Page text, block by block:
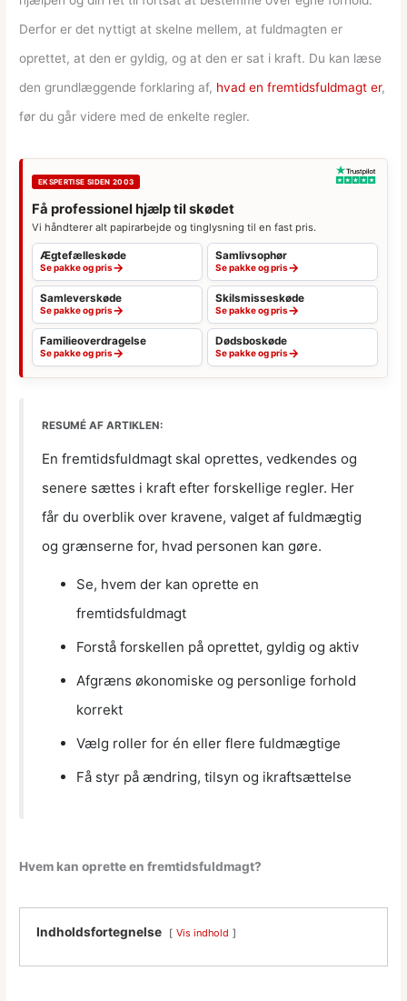
Derfor er det nyttigt at skelne mellem, at fuldmagten er
oprettet, at den er gyldig, og at den er sat i kraft. Du kan læse
den grundlæggende forklaring af, hvad en fremtidsfuldmagt er,
før du går videre med de enkelte regler.
EKSPERTISE SIDEN 2003
Få professionel hjælp til skødet
Vi håndterer alt papirarbejde og tinglysning til en fast pris.
Ægtefælleskøde
Se pakke og pris→
Samlivsophør
Se pakke og pris→
Samleverskøde
Se pakke og pris→
Skilsmisseskøde
Se pakke og pris→
Familieoverdragelse
Se pakke og pris→
Dødsboskøde
Se pakke og pris→
RESUMÉ AF ARTIKLEN:
En fremtidsfuldmagt skal oprettes, vedkendes og
senere sættes i kraft efter forskellige regler. Her
får du overblik over kravene, valget af fuldmægtig
og grænserne for, hvad personen kan gøre.
Se, hvem der kan oprette en
fremtidsfuldmagt
Forstå forskellen på oprettet, gyldig og aktiv
Afgræns økonomiske og personlige forhold
korrekt
Vælg roller for én eller flere fuldmægtige
Få styr på ændring, tilsyn og ikraftsættelse
Hvem kan oprette en fremtidsfuldmagt?
Indholdsfortegnelse Vis indhold